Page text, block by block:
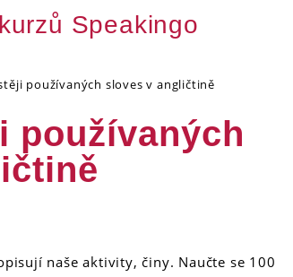
Speakingo
používaných sloves v angličtině
používaných
naše aktivity, činy. Naučte se 100